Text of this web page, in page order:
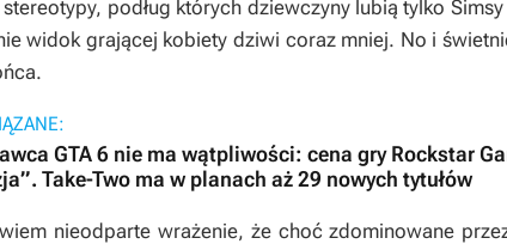
podług których dziewczyny lubią tylko Simsy
widok grającej kobiety dziwi coraz mniej. No i
GTA 6 nie ma wątpliwości: cena gry Rockstar
Take-Two ma w planach aż 29 nowych tytułów
nieodparte wrażenie, że choć zdominowane